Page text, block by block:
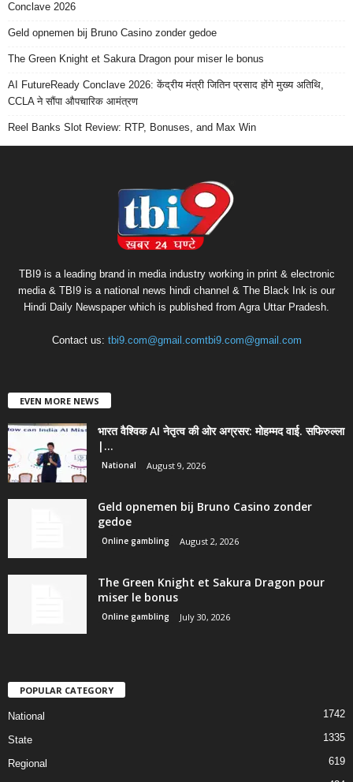
Conclave 2026
Geld opnemen bij Bruno Casino zonder gedoe
The Green Knight et Sakura Dragon pour miser le bonus
AI FutureReady Conclave 2026: केंद्रीय मंत्री जितिन प्रसाद होंगे मुख्य अतिथि,
CCLA ने सौंपा औपचारिक आमंत्रण
Reel Banks Slot Review: RTP, Bonuses, and Max Win
TBI9 is a leading brand in media industry working in print & electronic
media & TBI9 is a national news hindi channel & The Black Ink is our
Hindi Daily Newspaper which is published from Agra Uttar Pradesh.
Contact us: tbi9.com@gmail.comtbi9.com@gmail.com
EVEN MORE NEWS
भारत वैश्विक AI नेतृत्व की ओर अग्रसर: मोहम्मद वाई. सफिरुल्ला
|...
National August 9, 2026
Geld opnemen bij Bruno Casino zonder
gedoe
Online gambling August 2, 2026
The Green Knight et Sakura Dragon pour
miser le bonus
Online gambling July 30, 2026
POPULAR CATEGORY
National 1742
State 1335
Regional 619